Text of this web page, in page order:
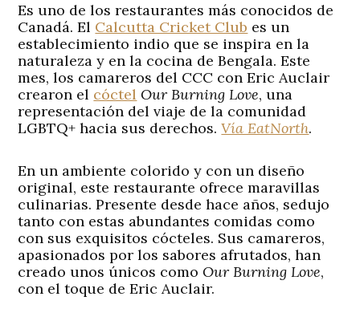
Es uno de los restaurantes más conocidos de
Canadá. El Calcutta Cricket Club es un
establecimiento indio que se inspira en la
naturaleza y en la cocina de Bengala. Este
mes, los camareros del CCC con Eric Auclair
crearon el cóctel Our Burning Love, una
representación del viaje de la comunidad
LGBTQ+ hacia sus derechos.Vía EatNorth.
En un ambiente colorido y con un diseño
original, este restaurante ofrece maravillas
culinarias. Presente desde hace años, sedujo
tanto con estas abundantes comidas como
con sus exquisitos cócteles. Sus camareros,
apasionados por los sabores afrutados, han
creado unos únicos comoOur Burning Love,
con el toque de Eric Auclair.